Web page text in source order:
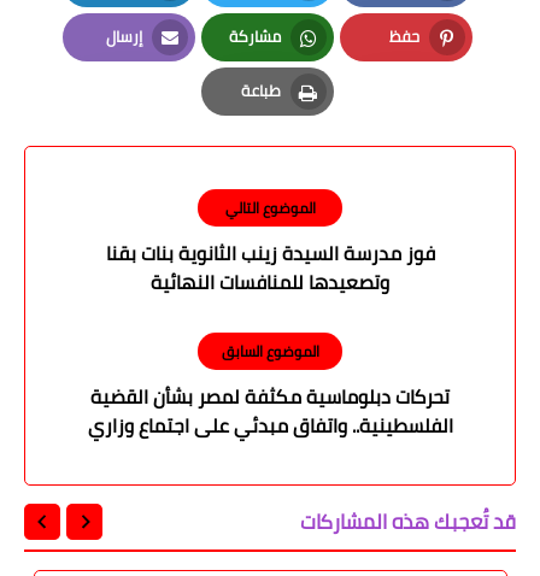
Facebook
Twitter
LinkedIn
حفظ
Pinterest
مشاركة
Whatsapp
إرسال
Email
طباعة
Print
الموضوع التالي
فوز مدرسة السيدة زينب الثانوية بنات بقنا
وتصعيدها للمنافسات النهائية
الموضوع السابق
تحركات دبلوماسية مكثفة لمصر بشأن القضية
الفلسطينية.. واتفاق مبدئي على اجتماع وزاري
لمنظمة التعاون الإسلامي
قد تُعجبك هذه المشاركات